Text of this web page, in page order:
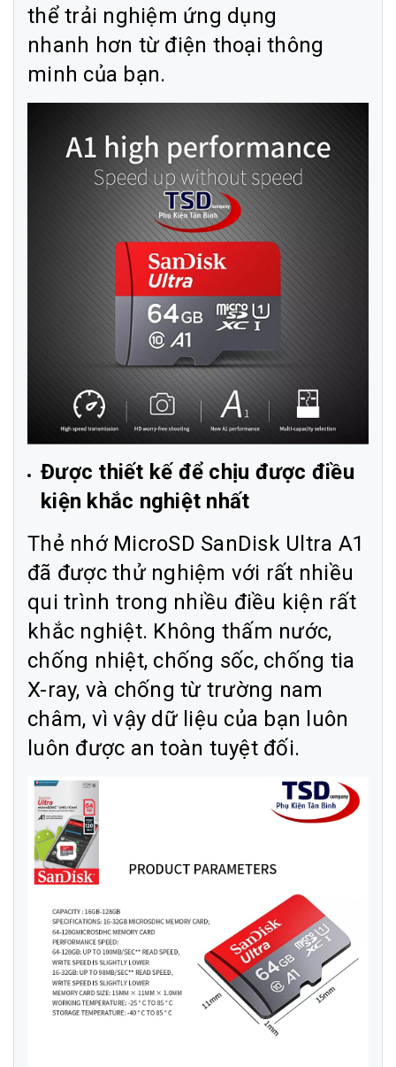
thể trải nghiệm ứng dụng
nhanh hơn từ điện thoại thông
minh của bạn.
Được thiết kế để chịu được điều
kiện khắc nghiệt nhất
Thẻ nhớ MicroSD SanDisk Ultra A1
đã được thử nghiệm với rất nhiều
qui trình trong nhiều điều kiện rất
khắc nghiệt. Không thấm nước,
chống nhiệt, chống sốc, chống tia
X-ray, và chống từ trường nam
châm, vì vậy dữ liệu của bạn luôn
luôn được an toàn tuyệt đối.